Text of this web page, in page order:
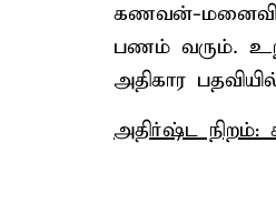
கணவன்-
பணம் வரும்.
அதிகார
அதிர்ஷ்ட நிறம்: